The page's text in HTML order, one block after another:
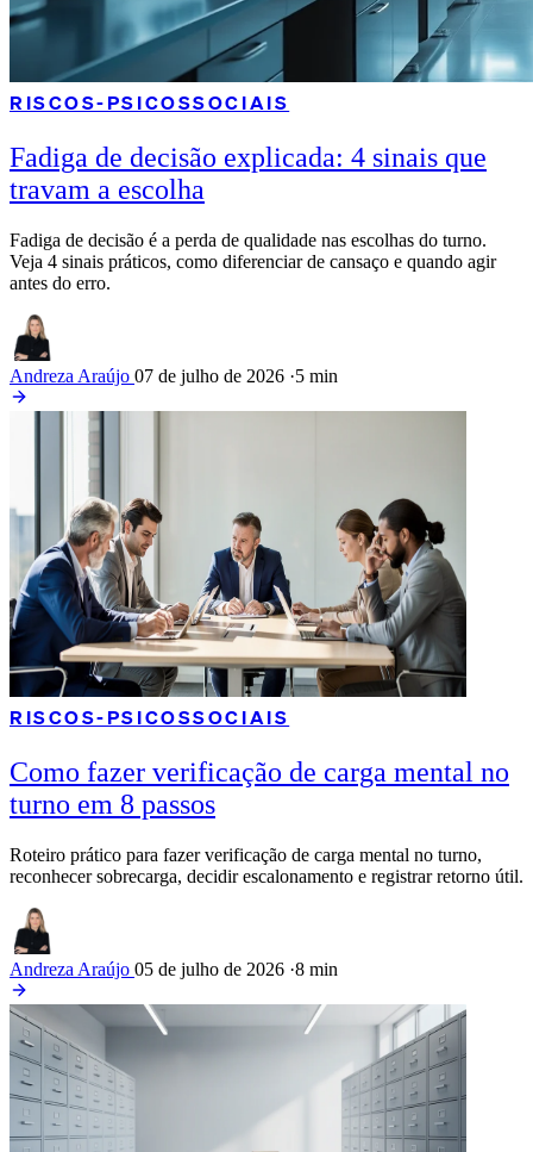
RISCOS-PSICOSSOCIAIS
Fadiga de decisão explicada: 4 sinais que
travam a escolha
Fadiga de decisão é a perda de qualidade nas escolhas do turno.
Veja 4 sinais práticos, como diferenciar de cansaço e quando agir
antes do erro.
Andreza Araújo 07 de julho de 2026 ·5 min
RISCOS-PSICOSSOCIAIS
Como fazer verificação de carga mental no
turno em 8 passos
Roteiro prático para fazer verificação de carga mental no turno,
reconhecer sobrecarga, decidir escalonamento e registrar retorno útil.
Andreza Araújo 05 de julho de 2026 ·8 min